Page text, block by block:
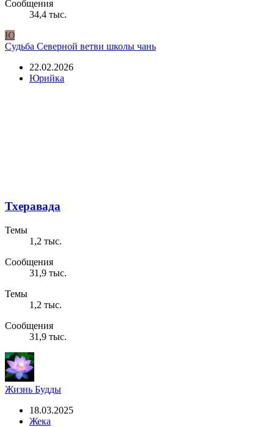
Сообщения
34,4 тыс.
Ю
Судьба Северной ветви школы чань
22.02.2026
Юрийка
Тхеравада
Темы
1,2 тыс.
Сообщения
31,9 тыс.
Темы
1,2 тыс.
Сообщения
31,9 тыс.
Жизнь Будды
18.03.2025
Жека